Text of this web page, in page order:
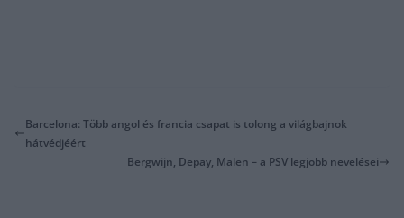
Barcelona: Több angol és francia csapat is tolong a világbajnok
hátvédjéért
Bergwijn, Depay, Malen – a PSV legjobb nevelései